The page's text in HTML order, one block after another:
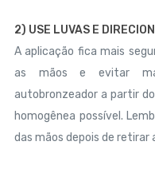
2) USE LUVAS E
A aplicação fica mais
as mãos e evitar
autobronzeador a partir
homogênea possível.
das mãos depois de retirar